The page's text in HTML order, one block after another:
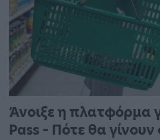
Άνοιξε η πλατφόρμα
Pass – Πότε θα